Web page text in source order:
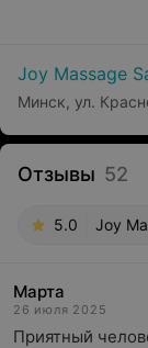
Joy Massage
Минск, ул.
Отзывы 52
5.0 Joy
Марта
26 июля 2025
Приятный